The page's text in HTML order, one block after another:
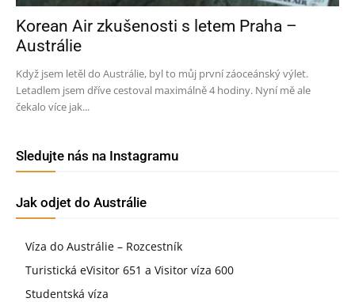
Korean Air zkušenosti s letem Praha –
Austrálie
Když jsem letěl do Austrálie, byl to můj první záoceánský výlet.
Letadlem jsem dříve cestoval maximálně 4 hodiny. Nyní mě ale
čekalo více jak...
Sledujte nás na Instagramu
Jak odjet do Austrálie
Víza do Austrálie – Rozcestník
Turistická eVisitor 651 a Visitor víza 600
Studentská víza